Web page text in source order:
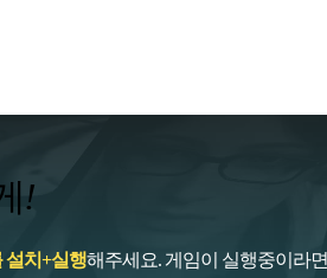
!
설치+실행해주세요. 게임이 실행중이라면